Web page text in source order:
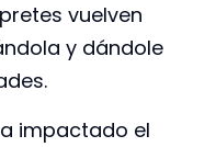
vuelven
y dándole
impactado el